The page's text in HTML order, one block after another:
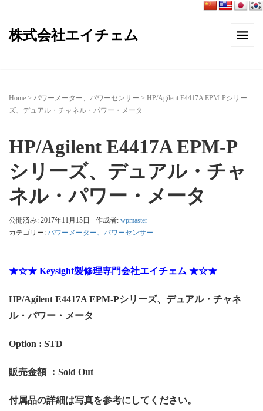
株式会社エイチェム
Home > パワーメーター、パワーセンサー > HP/Agilent E4417A EPM-Pシリー
ズ、デュアル・チャネル・パワー・メータ
HP/Agilent E4417A EPM-P
シリーズ、デュアル・チャ
ネル・パワー・メータ
公開済み: 2017年11月15日 作成者: wpmaster
カテゴリー: パワーメーター、パワーセンサー
★☆★ Keysight製修理専門会社エイチェム ★☆★
HP/Agilent E4417A EPM-Pシリーズ、デュアル・チャネ
ル・パワー・メータ
Option : STD
販売金額 ：Sold Out
付属品の詳細は写真を参考にしてください。